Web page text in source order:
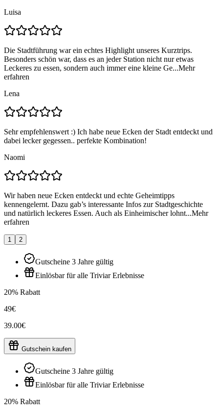
Luisa
Die Stadtführung war ein echtes Highlight unseres Kurztrips.
Besonders schön war, dass es an jeder Station nicht nur etwas
Leckeres zu essen, sondern auch immer eine kleine Ge...Mehr
erfahren
Lena
Sehr empfehlenswert :) Ich habe neue Ecken der Stadt entdeckt und
dabei lecker gegessen.. perfekte Kombination!
Naomi
Wir haben neue Ecken entdeckt und echte Geheimtipps
kennengelernt. Dazu gab’s interessante Infos zur Stadtgeschichte
und natürlich leckeres Essen. Auch als Einheimischer lohnt...Mehr
erfahren
1 2
Gutscheine 3 Jahre gültig
Einlösbar für alle Triviar Erlebnisse
20% Rabatt
49€
39.00€
Gutschein kaufen
Gutscheine 3 Jahre gültig
Einlösbar für alle Triviar Erlebnisse
20% Rabatt